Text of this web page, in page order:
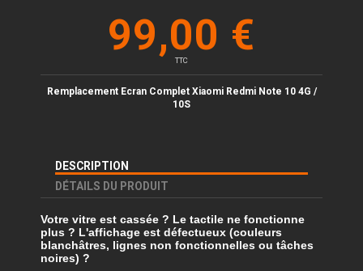
99,00 €
TTC
Remplacement Ecran Complet Xiaomi Redmi Note 10 4G /
10S
DESCRIPTION
DÉTAILS DU PRODUIT
Votre vitre est cassée ? Le tactile ne fonctionne
plus ? L'affichage est défectueux (couleurs
blanchâtres, lignes non fonctionnelles ou tâches
noires) ?